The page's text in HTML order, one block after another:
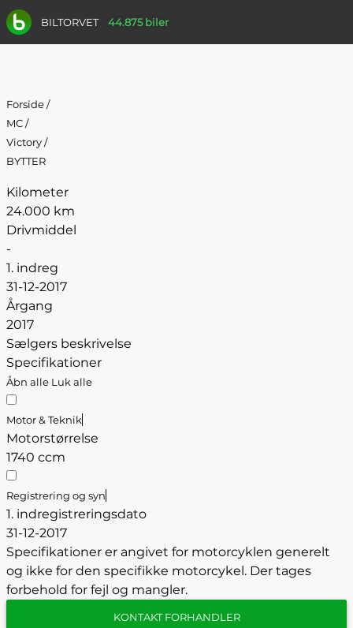
BILTORVET 44.875 biler
Forside/
MC/
Victory/
BYTTER
Kilometer
24.000 km
Drivmiddel
-
1. indreg
31-12-2017
Årgang
2017
Sælgers beskrivelse
Specifikationer
Åbn alle Luk alle
Motor & Teknik
Motorstørrelse
1740 ccm
Registrering og syn
1. indregistreringsdato
31-12-2017
Specifikationer er angivet for motorcyklen generelt
og ikke for den specifikke motorcykel. Der tages
forbehold for fejl og mangler.
KONTAKT FORHANDLER